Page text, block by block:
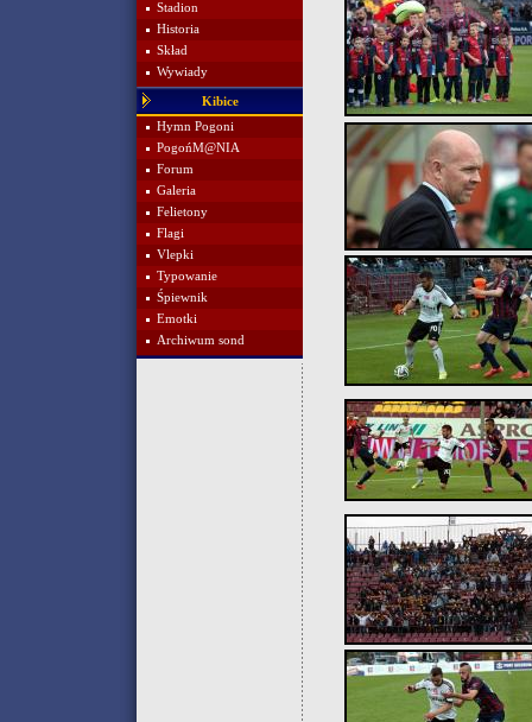
Stadion
Historia
Skład
Wywiady
Kibice
Hymn Pogoni
PogońM@NIA
Forum
Galeria
Felietony
Flagi
Vlepki
Typowanie
Śpiewnik
Emotki
Archiwum sond